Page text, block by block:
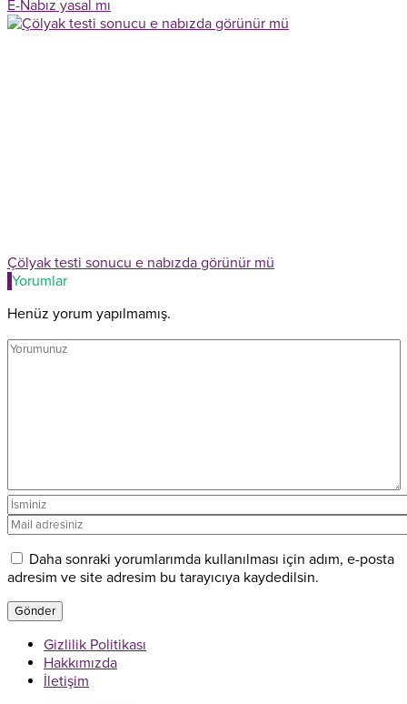
E-Nabız yasal mı
Çölyak testi sonucu e nabızda görünür mü
Yorumlar
Henüz yorum yapılmamış.
Daha sonraki yorumlarımda kullanılması için adım, e-posta
adresim ve site adresim bu tarayıcıya kaydedilsin.
Gizlilik Politikası
Hakkımızda
İletişim